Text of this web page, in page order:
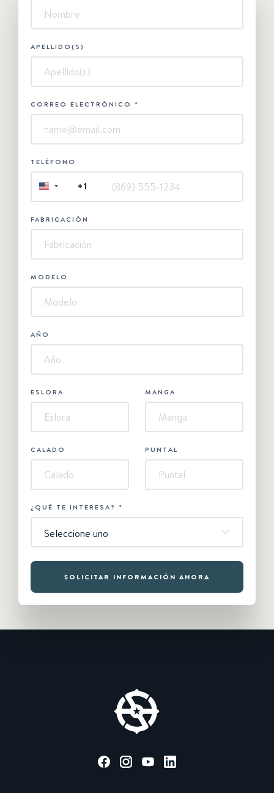
APELLIDO(S)
CORREO ELECTRÓNICO *
TELÉFONO
UNITED
+1
+1
FABRICACIÓN
MODELO
AÑO
ESLORA MANGA
CALADO PUNTAL
¿QUÉ TE INTERESA? *
Seleccione uno
SOLICITAR INFORMACIÓN AHORA